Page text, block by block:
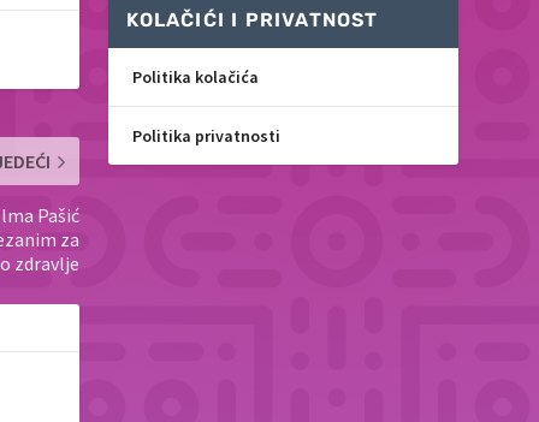
Pašić
za
zdravlje
KOLAČIĆI I PRIVATNOST
Politika kolačića
Politika privatnosti